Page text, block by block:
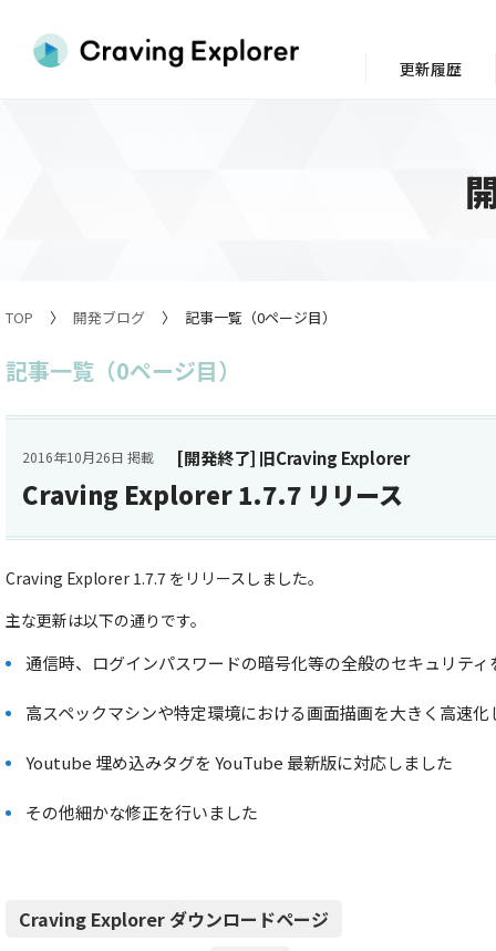
TOP 開発ブログ 記事一覧（0ページ目）
記事一覧（0ページ目）
[開発終了] 旧Craving Explorer
2016年10月26日 掲載
Craving Explorer 1.7.7 リリース
Craving Explorer 1.7.7 をリリースしました。
主な更新は以下の通りです。
通信時、ログインパスワードの暗号化等の全般のセキュリテ
高スペックマシンや特定環境における画面描画を大きく高速化
Youtube 埋め込みタグを YouTube 最新版に対応しました
その他細かな修正を行いました
Craving Explorer ダウンロードページ
更新履歴